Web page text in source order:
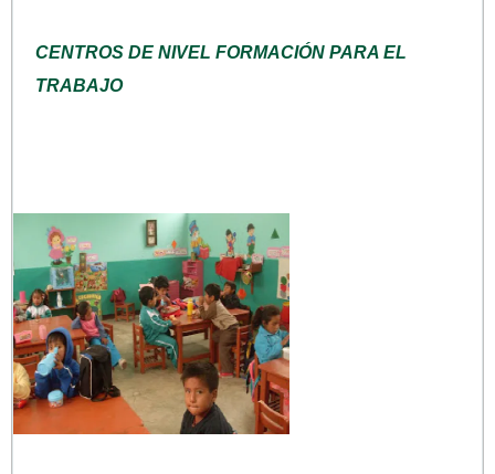
CENTROS DE NIVEL FORMACIÓN PARA EL
TRABAJO